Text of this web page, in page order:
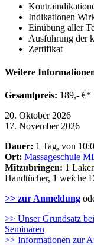
Indikationen
Einübung aller
Ausführung der
Zertifikat
Weitere
Gesamtpreis: 189,- €*
20. Oktober 2026
17. November 2026
Dauer: 1 Tag, von
Ort: Massageschule
Mitzubringen: 1
Handtücher, 1 weiche
>> zur Anmeldung
>> Unser Grundsatz
Seminaren
>> Informationen zur